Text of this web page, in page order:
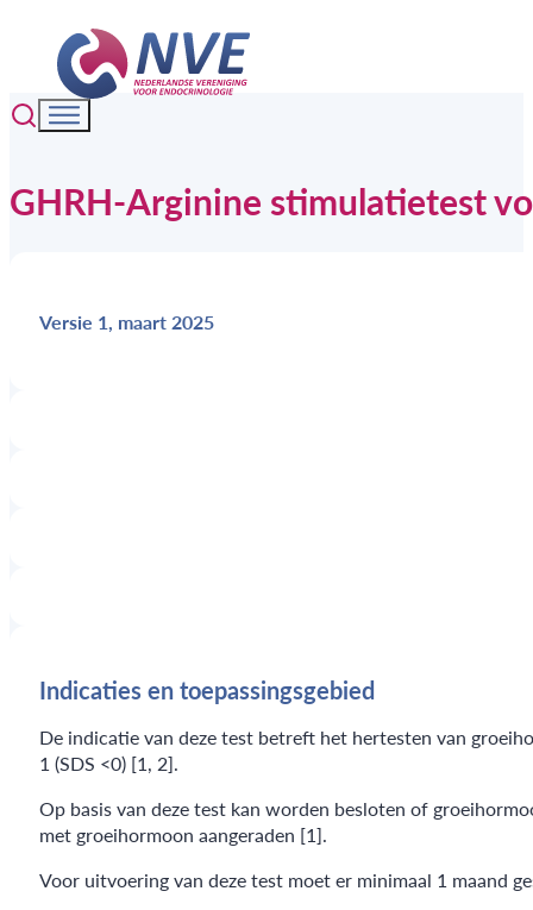
GHRH-Arginine stimulatietest
Versie 1, maart 2025
Indicaties en toepassingsgebied
De indicatie van deze test betreft het hertesten van
1 (SDS <0) [1, 2].
Op basis van deze test kan worden besloten of
met groeihormoon aangeraden [1].
Voor uitvoering van deze test moet er minimaal 1 maand